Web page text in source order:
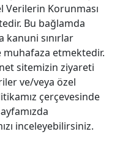
Verilerin Korunması
Bu bağlamda
kanuni sınırlar
etmektedir.
sitemizin ziyareti
ve/veya özel
çerçevesinde
inceleyebilirsiniz.